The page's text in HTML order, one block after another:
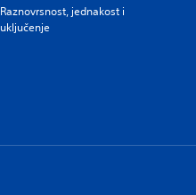
Raznovrsnost, jednakost i
uključenje